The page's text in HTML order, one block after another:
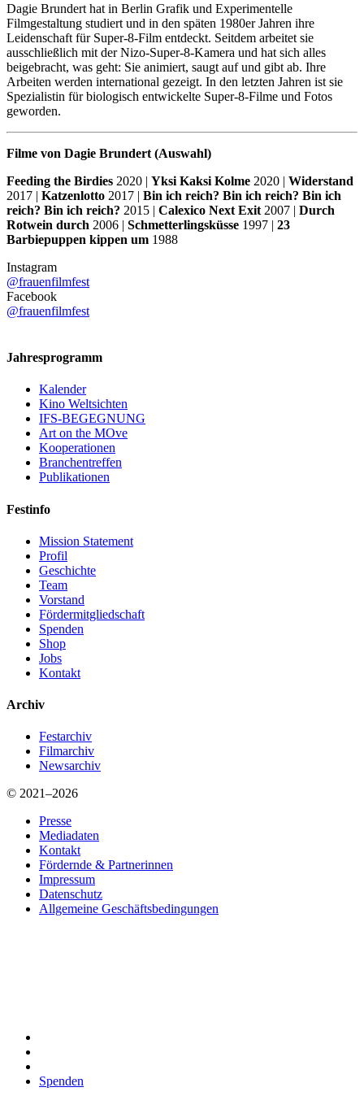
Dagie Brundert hat in Berlin Grafik und Experimentelle
Filmgestaltung studiert und in den späten 1980er Jahren ihre
Leidenschaft für Super-8-Film entdeckt. Seitdem arbeitet sie
ausschließlich mit der Nizo-Super-8-Kamera und hat sich alles
beigebracht, was geht: Sie animiert, saugt auf und gibt ab. Ihre
Arbeiten werden international gezeigt. In den letzten Jahren ist sie
Spezialistin für biologisch entwickelte Super-8-Filme und Fotos
geworden.
Filme von Dagie Brundert (Auswahl)
Feeding the Birdies 2020 | Yksi Kaksi Kolme 2020 | Widerstand
2017 | Katzenlotto 2017 | Bin ich reich? Bin ich reich? Bin ich
reich? Bin ich reich? 2015 | Calexico Next Exit 2007 | Durch
Rotwein durch 2006 | Schmetterlingsküsse 1997 | 23
Barbiepuppen kippen um 1988
Instagram
@frauenfilmfest
Facebook
@frauenfilmfest
Jahresprogramm
Kalender
Kino Weltsichten
IFS-BEGEGNUNG
Art on the MOve
Kooperationen
Branchentreffen
Publikationen
Festinfo
Mission Statement
Profil
Geschichte
Team
Vorstand
Fördermitgliedschaft
Spenden
Shop
Jobs
Kontakt
Archiv
Festarchiv
Filmarchiv
Newsarchiv
© 2021–2026
Presse
Mediadaten
Kontakt
Fördernde & Partnerinnen
Impressum
Datenschutz
Allgemeine Geschäftsbedingungen
Spenden